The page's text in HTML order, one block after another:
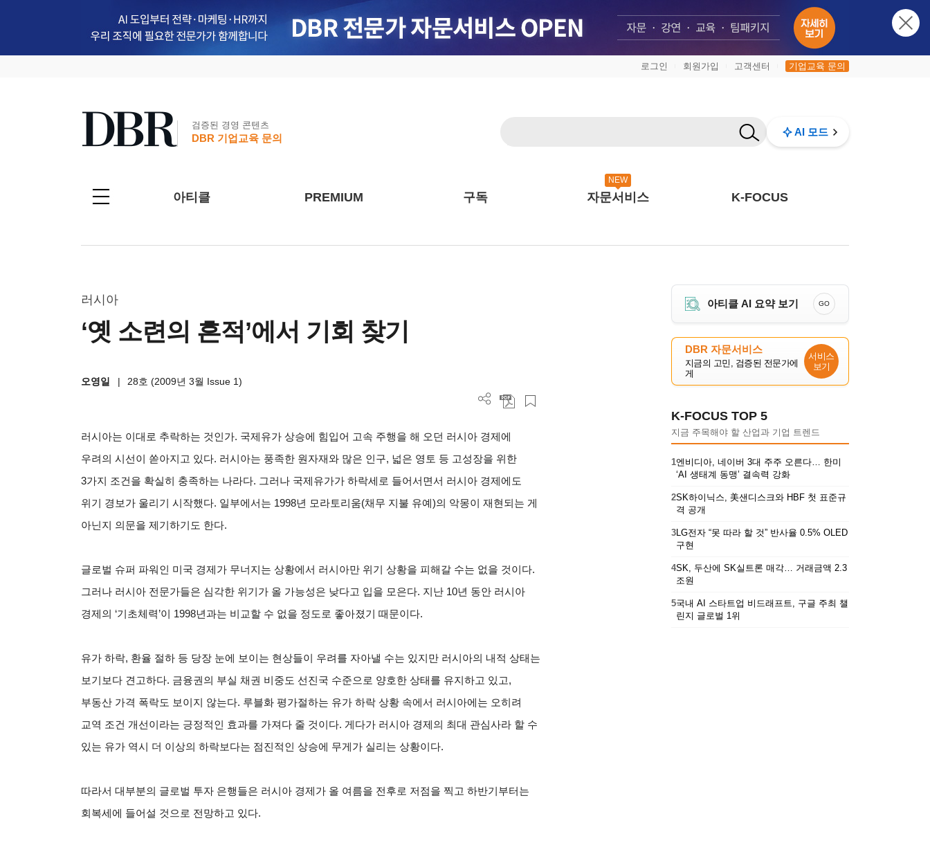
로그인 회원가입 고객센터 기업교육 문의
검증된 경영 콘텐츠
DBR 기업교육 문의
AI 모드
아티클 PREMIUM 구독
NEW
자문서비스 K-FOCUS
러시아
‘옛 소련의 흔적’에서 기회 찾기
오영일 | 28호 (2009년 3월 Issue 1)
러시아는 이대로 추락하는 것인가. 국제유가 상승에 힘입어 고속 주행을 해 오던 러시아 경제에
우려의 시선이 쏟아지고 있다. 러시아는 풍족한 원자재와 많은 인구, 넓은 영토 등 고성장을 위한
3가지 조건을 확실히 충족하는 나라다. 그러나 국제유가가 하락세로 들어서면서 러시아 경제에도
위기 경보가 울리기 시작했다. 일부에서는 1998년 모라토리움(채무 지불 유예)의 악몽이 재현되는 게
아닌지 의문을 제기하기도 한다.
글로벌 슈퍼 파워인 미국 경제가 무너지는 상황에서 러시아만 위기 상황을 피해갈 수는 없을 것이다.
그러나 러시아 전문가들은 심각한 위기가 올 가능성은 낮다고 입을 모은다. 지난 10년 동안 러시아
경제의 ‘기초체력’이 1998년과는 비교할 수 없을 정도로 좋아졌기 때문이다.
유가 하락, 환율 절하 등 당장 눈에 보이는 현상들이 우려를 자아낼 수는 있지만 러시아의 내적 상태는
보기보다 견고하다. 금융권의 부실 채권 비중도 선진국 수준으로 양호한 상태를 유지하고 있고,
부동산 가격 폭락도 보이지 않는다. 루블화 평가절하는 유가 하락 상황 속에서 러시아에는 오히려
교역 조건 개선이라는 긍정적인 효과를 가져다 줄 것이다. 게다가 러시아 경제의 최대 관심사라 할 수
있는 유가 역시 더 이상의 하락보다는 점진적인 상승에 무게가 실리는 상황이다.
따라서 대부분의 글로벌 투자 은행들은 러시아 경제가 올 여름을 전후로 저점을 찍고 하반기부터는
회복세에 들어설 것으로 전망하고 있다.
아티클 AI 요약 보기 GO
DBR 자문서비스
지금의 고민, 검증된 전문가에
게
서비스
보기
K-FOCUS TOP 5
지금 주목해야 할 산업과 기업 트렌드
1엔비디아, 네이버 3대 주주 오른다… 한미
‘AI 생태계 동맹’ 결속력 강화
2SK하이닉스, 美샌디스크와 HBF 첫 표준규
격 공개
3LG전자 “못 따라 할 것” 반사율 0.5% OLED
구현
4SK, 두산에 SK실트론 매각… 거래금액 2.3
조원
5국내 AI 스타트업 비드래프트, 구글 주최 챌
린지 글로벌 1위